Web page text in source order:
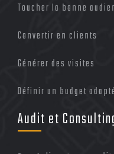
Toucher la bonne
Convertir en clients
Générer des visites
Définir un budget adapté
Audit et